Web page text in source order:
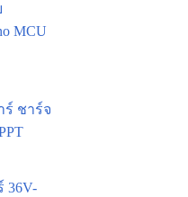
MCU
ร์ ชาร์จ
36V-